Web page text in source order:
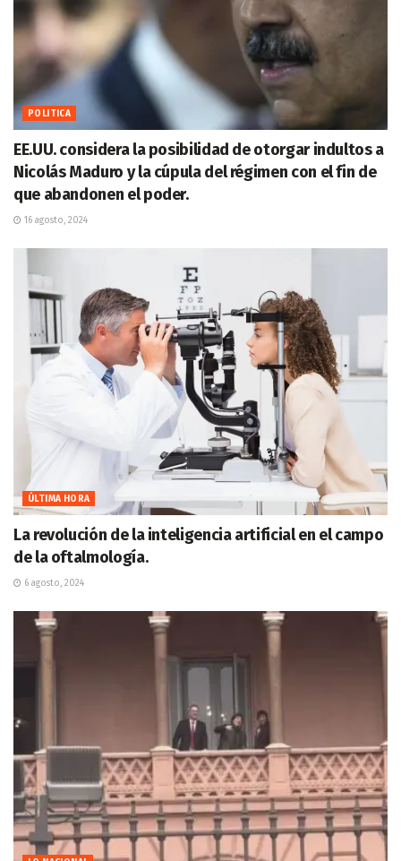
POLITICA
EE.UU. considera la posibilidad de otorgar indultos a
Nicolás Maduro y la cúpula del régimen con el fin de
que abandonen el poder.
16 agosto, 2024
ÚLTIMA HORA
La revolución de la inteligencia artificial en el campo
de la oftalmología.
6 agosto, 2024